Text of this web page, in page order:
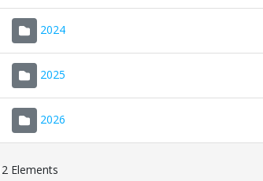
2024
2025
2026
Elements